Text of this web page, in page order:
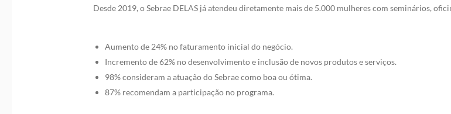
Desde 2019, o Sebrae DELAS já atendeu diretamente mais de 5.000 mulheres com seminários,
Aumento de 24% no faturamento inicial do negócio.
Incremento de 62% no desenvolvimento e inclusão de novos produtos e serviços.
98% consideram a atuação do Sebrae como boa ou ótima.
87% recomendam a participação no programa.